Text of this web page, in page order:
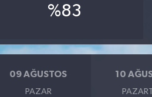
%83
09 AĞUSTOS
PAZAR
10